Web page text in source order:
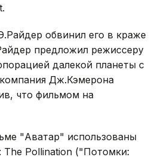
обвинил его в краже
предложил режиссеру
далекой планеты с
Дж.Кэмерона
что фильмом на
"Аватар" использованы
The Pollination ("Потомки: